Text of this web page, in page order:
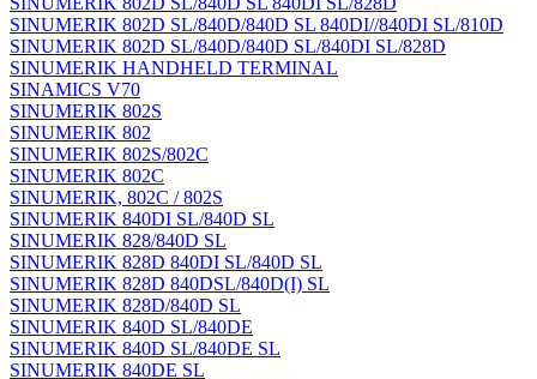
SINUMERIK 802D SL/840D/840D SL 840DI//840DI SL/810D
SINUMERIK 802D SL/840D/840D SL/840DI SL/828D
SINUMERIK HANDHELD TERMINAL
SINAMICS V70
SINUMERIK 802S
SINUMERIK 802
SINUMERIK 802S/802C
SINUMERIK 802C
SINUMERIK, 802C / 802S
SINUMERIK 840DI SL/840D SL
SINUMERIK 828/840D SL
SINUMERIK 828D 840DI SL/840D SL
SINUMERIK 828D 840DSL/840D(I) SL
SINUMERIK 828D/840D SL
SINUMERIK 840D SL/840DE
SINUMERIK 840D SL/840DE SL
SINUMERIK 840DE SL